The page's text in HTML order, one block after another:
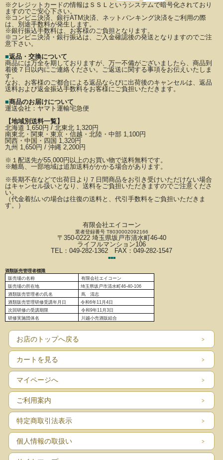
※クレジットカードの情報はＳＳＬというシステムで暗号化されており
ますのでご安心下さい。
※コンビニ決済、銀行ATM決済、ネットバンキング決済をご利用の際
は、別途手数料が発生します。
※銀行振込手数料は、お客様のご負担となります。
※コンビニ決済・銀行振込は、ご入金確認後の発送となりますのでご注
意下さい。
■返品・交換について
商品には万全を期しておりますが、万一不備がございましたら、商品到
着後７日以内にご連絡ください。
ご返送に関する事項をお伝えいたしま
す。
なお、お客様のご都合による返品ならびに出荷後のキャンセルは、返品
送料および返金振込手数料をお客様にご負担いただきます。
■商品のお届けについて
運送会社： ヤマト運輸宅急便
【地域別送料一覧】
北海道 1,650円 / 北東北 1,320円
南東北・関東・東京・信越・北陸・中部 1,100円
関西・中国・四国 1,320円
九州 1,650円 / 沖縄 2,200円
※ １配送先が55,000円以上のお買い物で送料無料です。
※離島、一部地域は追加送料がかかる場合があります。
※長期不在などで出荷日より７日間商品をお引き受けいただけない場合
はキャンセル扱いとなり、 送料をご負担いただきますのでご注意くださ
い。
（代金着払いの場合は往復の送料と、代引手数料をご負担いただきま
す。）
有限会社エイコーン
業者登録番号 T8030002092166
〒350-0222 埼玉県坂戸市清水町46-40
ライフルマンション106
TEL：049-282-1362 FAX：049-282-1547
■■■
酒類販売管理者標識
販売場の名称
有限会社エイコーン
販売場の所在地
埼玉県坂戸市清水町46-40-106
酒類販売管理者の氏名
蔦 清志
酒類販売管理研修受講年月日
令和6年11月4日
次回研修の受講期限
令和9年11月3日
研修実施団体名
川越小売酒販組合
お店のトップへ戻る
カートを見る
マイページへ
ご利用案内
特定商取引法表示
個人情報の取扱い